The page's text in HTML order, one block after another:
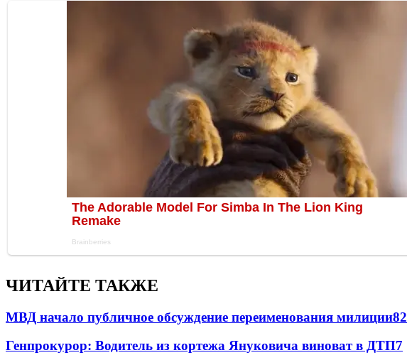
ЧИТАЙТЕ ТАКЖЕ
МВД начало публичное обсуждение переименования милиции82
Генпрокурор: Водитель из кортежа Януковича виноват в ДТП7